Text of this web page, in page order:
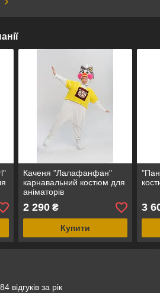
Каченя "Лалафанфан"
карнавальний костюм для
аніматорів
2 290₴
Купити
3
відгуків за рік